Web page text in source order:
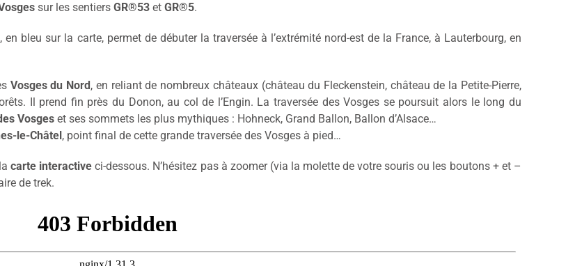
sur les sentiersGR®53 etGR®5.
en bleu sur la carte, permet de débuter la traversée à l’extrémité nord-est de la France, à Lauterbourg, en
Vosges du Nord, en reliant de nombreux châteaux (château du Fleckenstein, château de la Petite-Pierre,
Il prend fin près du Donon, au col de l’Engin. La traversée des Vosges se poursuit alors le long du
Vosges et ses sommets les plus mythiques : Hohneck, Grand Ballon, Ballon d’Alsace…
le-Châtel, point final de cette grande traversée des Vosges à pied…
carte interactive ci-dessous. N’hésitez pas à zoomer (via la molette de votre souris ou les boutons + et –
de trek.